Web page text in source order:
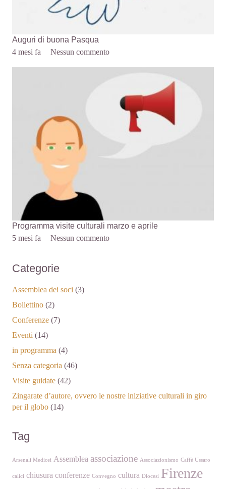
Auguri di buona Pasqua
4 mesi fa
Nessun commento
Programma visite culturali marzo e aprile
5 mesi fa
Nessun commento
Categorie
Assemblea dei soci (3)
Bollettino (2)
Conferenze (7)
Eventi (14)
in programma (4)
Senza categoria (46)
Visite guidate (42)
Zingarate d’autore, ovvero le nostre iniziative culturali in giro
per il globo (14)
Tag
Arsenali Medicei Assemblea associazione Associazionismo Caffè Ussaro
calici chiusura conferenze Convegno cultura Diocesi Firenze